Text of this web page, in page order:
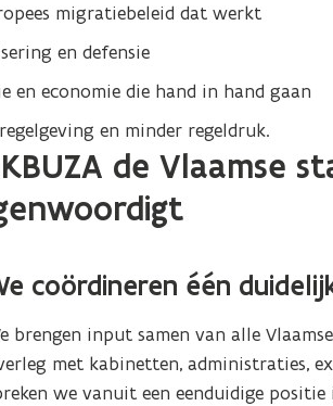
migratiebeleid dat werkt
en defensie
en economie die hand in hand gaan
en minder regeldruk.
de Vlaamse
coördineren één
brengen input samen van alle
met kabinetten, administraties,
we vanuit een eenduidige